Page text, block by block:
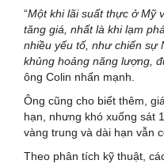
“Một khi lãi suất thực ở Mỹ
tăng giá, nhất là khi lạm
nhiều yếu tố, như chiến sự
khủng hoảng năng lượng,
ông Colin nhấn mạnh.
Ông cũng cho biết thêm,
hạn, nhưng khó xuống sát
vàng trung và dài hạn vẫn
Theo phân tích kỹ thuật,